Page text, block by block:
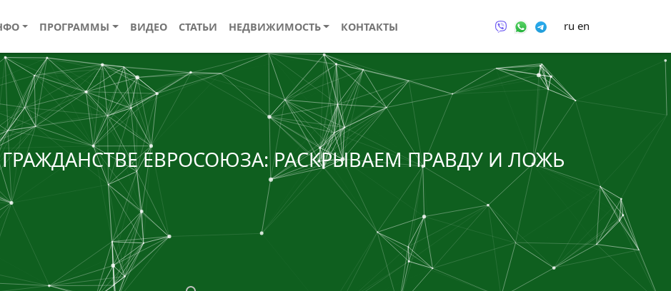
ПРОГРАММЫ ВИДЕО СТАТЬИ НЕДВИЖИМОСТЬ КОНТАКТЫ ru en
ЕВРОСОЮЗА: РАСКРЫВАЕМ ПРАВДУ И ЛОЖЬ